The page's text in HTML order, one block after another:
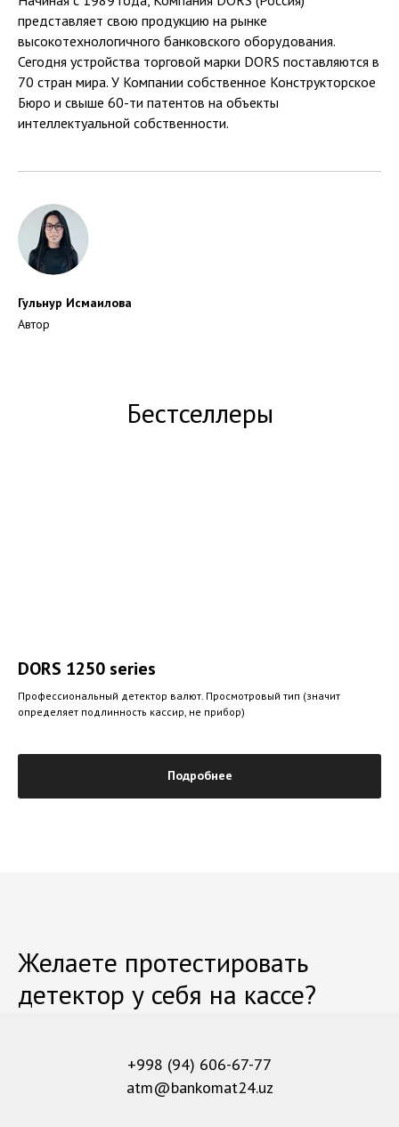
представляет свою продукцию на рынке
высокотехнологичного банковского оборудования.
Сегодня устройства торговой марки DORS поставляются в
70 стран мира. У Компании собственное Конструкторское
Бюро и свыше 60-ти патентов на объекты
интеллектуальной собственности.
Гульнур Исмаилова
Автор
Бестселлеры
DORS 1250 series
Профессиональный детектор валют. Просмотровый тип (значит
определяет подлинность кассир, не прибор)
Подробнее
Желаете протестировать
детектор у себя на кассе?
+998 (94) 606-67-77
atm@bankomat24.uz